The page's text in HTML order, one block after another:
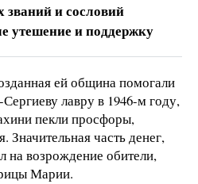
и сословий
утешение и поддержку
ей община помогали
лавру в 1946-м году,
пекли просфоры,
Значительная часть денег,
на возрождение обители,
Марии.